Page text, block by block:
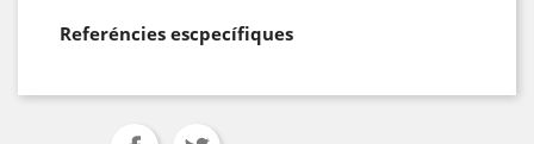
Referéncies escpecífiques